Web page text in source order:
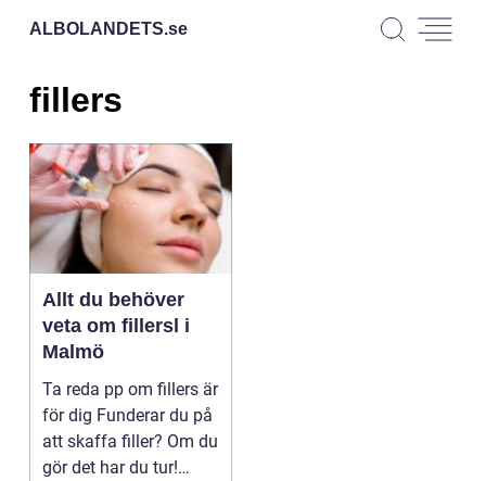
ALBOLANDETS.se
fillers
Allt du behöver
veta om fillersl i
Malmö
Ta reda pp om fillers är
för dig Funderar du på
att skaffa filler? Om du
gör det har du tur!